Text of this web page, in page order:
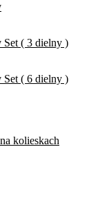
Set ( 3 dielny )
Set ( 6 dielny )
kolieskach